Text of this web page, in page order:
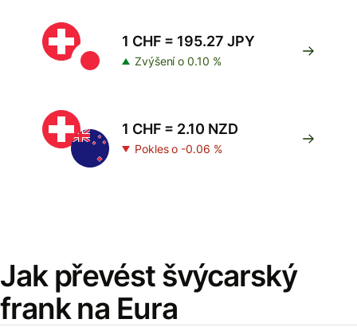
1 CHF = 195.27 JPY
Zvýšení o 0.10 %
1 CHF = 2.10 NZD
Pokles o -0.06 %
Jak převést švýcarský
frank na Eura